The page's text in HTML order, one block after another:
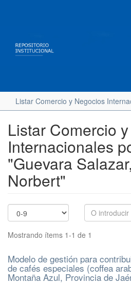
Listar Comercio y Negocios
Listar Comercio
Internacionales
"Guevara
Norbert"
Mostrando ítems 1-1 de 1
Modelo de gestión para
de cafés especiales (coffea
Montaña Azul, Provincia de